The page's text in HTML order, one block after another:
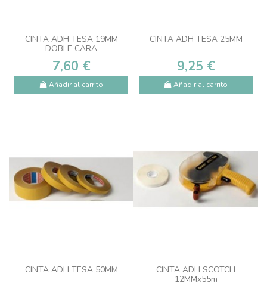
CINTA ADH TESA 19MM
DOBLE CARA
7,60 €
Añadir al carrito
CINTA ADH TESA 25MM
9,25 €
Añadir al carrito
CINTA ADH TESA 50MM
CINTA ADH SCOTCH
12MMx55m